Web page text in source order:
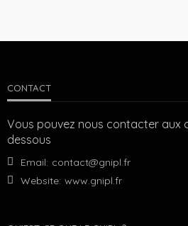
CONTACT
Vous pouvez nous contacter aux
dessous
Email: contact@gnipl.fr
Website: www.gnipl.fr